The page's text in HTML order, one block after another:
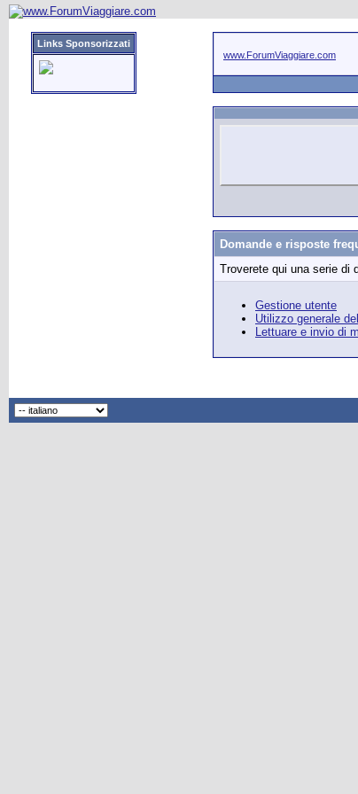
Links Sponsorizzati
www.ForumViaggiare.com
Domande e risposte
Troverete qui una serie di
Gestione utente
Utilizzo generale
Lettuare e invio di